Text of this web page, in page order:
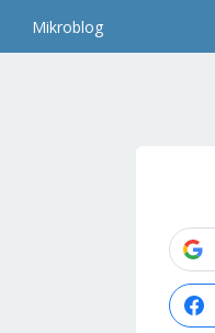
Mikroblog